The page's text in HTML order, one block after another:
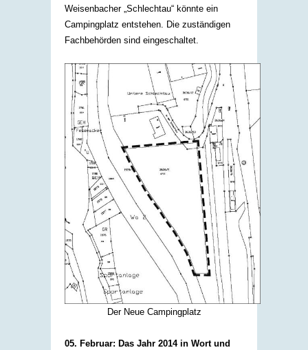
Weisenbacher „Schlechtau“ könnte ein
Campingplatz entstehen. Die zuständigen
Fachbehörden sind eingeschaltet.​
Der Neue Campingplatz
05. Februar: Das Jahr 2014 in Wort und